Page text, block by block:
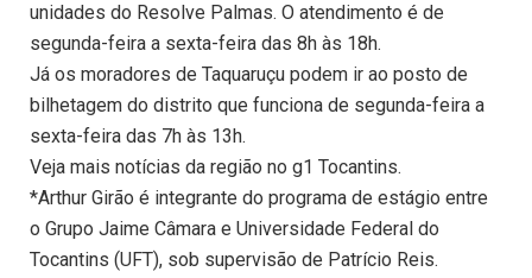
unidades do Resolve Palmas. O atendimento é de
segunda-feira a sexta-feira das 8h às 18h.
Já os moradores de Taquaruçu podem ir ao posto de
bilhetagem do distrito que funciona de segunda-feira a
sexta-feira das 7h às 13h.
Veja mais notícias da região no g1 Tocantins.
*Arthur Girão é integrante do programa de estágio entre
o Grupo Jaime Câmara e Universidade Federal do
Tocantins (UFT), sob supervisão de Patrício Reis.